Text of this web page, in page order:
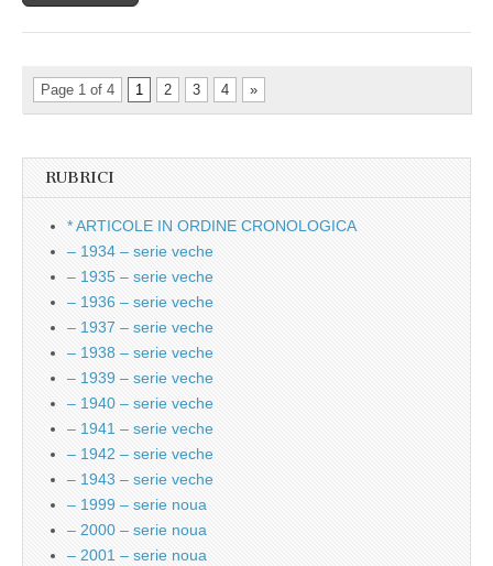
Page 1 of 4 1 2 3 4 »
RUBRICI
* ARTICOLE IN ORDINE CRONOLOGICA
– 1934 – serie veche
– 1935 – serie veche
– 1936 – serie veche
– 1937 – serie veche
– 1938 – serie veche
– 1939 – serie veche
– 1940 – serie veche
– 1941 – serie veche
– 1942 – serie veche
– 1943 – serie veche
– 1999 – serie noua
– 2000 – serie noua
– 2001 – serie noua